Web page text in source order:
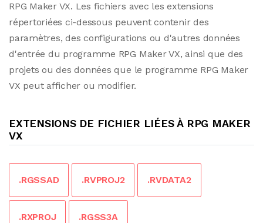
RPG Maker VX. Les fichiers avec les extensions
répertoriées ci-dessous peuvent contenir des
paramètres, des configurations ou d'autres données
d'entrée du programme RPG Maker VX, ainsi que des
projets ou des données que le programme RPG Maker
VX peut afficher ou modifier.
EXTENSIONS DE FICHIER LIÉES À RPG MAKER
VX
.RGSSAD .RVPROJ2 .RVDATA2
.RXPROJ .RGSS3A